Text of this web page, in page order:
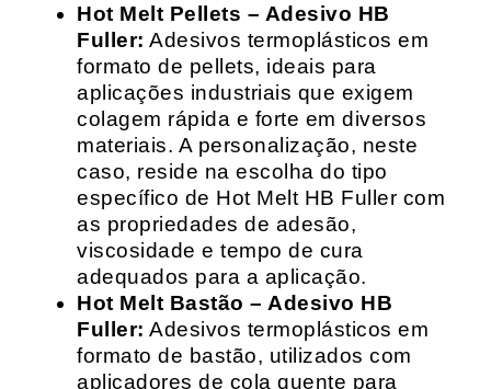
Hot Melt Pellets – Adesivo HB
Fuller: Adesivos termoplásticos em
formato de pellets, ideais para
aplicações industriais que exigem
colagem rápida e forte em diversos
materiais. A personalização, neste
caso, reside na escolha do tipo
específico de Hot Melt HB Fuller com
as propriedades de adesão,
viscosidade e tempo de cura
adequados para a aplicação.
Hot Melt Bastão – Adesivo HB
Fuller: Adesivos termoplásticos em
formato de bastão, utilizados com
aplicadores de cola quente para